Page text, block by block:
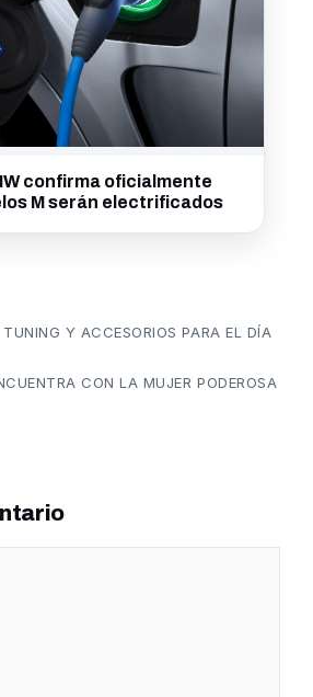
confirma oficialmente
M serán electrificados
TUNING Y ACCESORIOS PARA EL DÍA
CON LA MUJER PODEROSA